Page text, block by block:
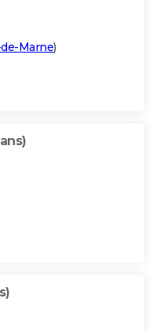
Marne)